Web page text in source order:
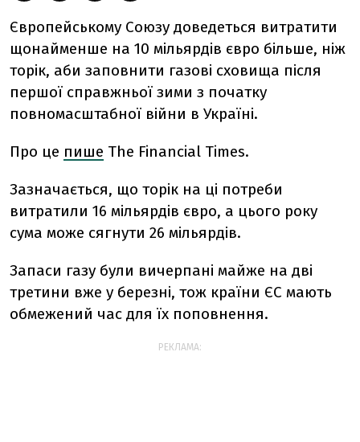
Європейському Союзу доведеться витратити
щонайменше на 10 мільярдів євро більше, ніж
торік, аби заповнити газові сховища після
першої справжньої зими з початку
повномасштабної війни в Україні.
Про це пише The Financial Times.
Зазначається, що торік на ці потреби
витратили 16 мільярдів євро, а цього року
сума може сягнути 26 мільярдів.
Запаси газу були вичерпані майже на дві
третини вже у березні, тож країни ЄС мають
обмежений час для їх поповнення.
РЕКЛАМА: